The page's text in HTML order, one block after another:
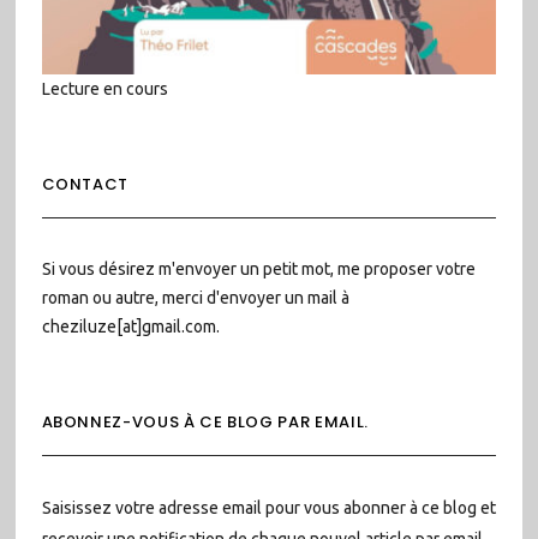
Lecture en cours
CONTACT
Si vous désirez m'envoyer un petit mot, me proposer votre
roman ou autre, merci d'envoyer un mail à
cheziluze[at]gmail.com.
ABONNEZ-VOUS À CE BLOG PAR EMAIL.
Saisissez votre adresse email pour vous abonner à ce blog et